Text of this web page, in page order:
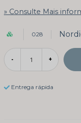
Consulte Mais
028
- +
Entrega rápida